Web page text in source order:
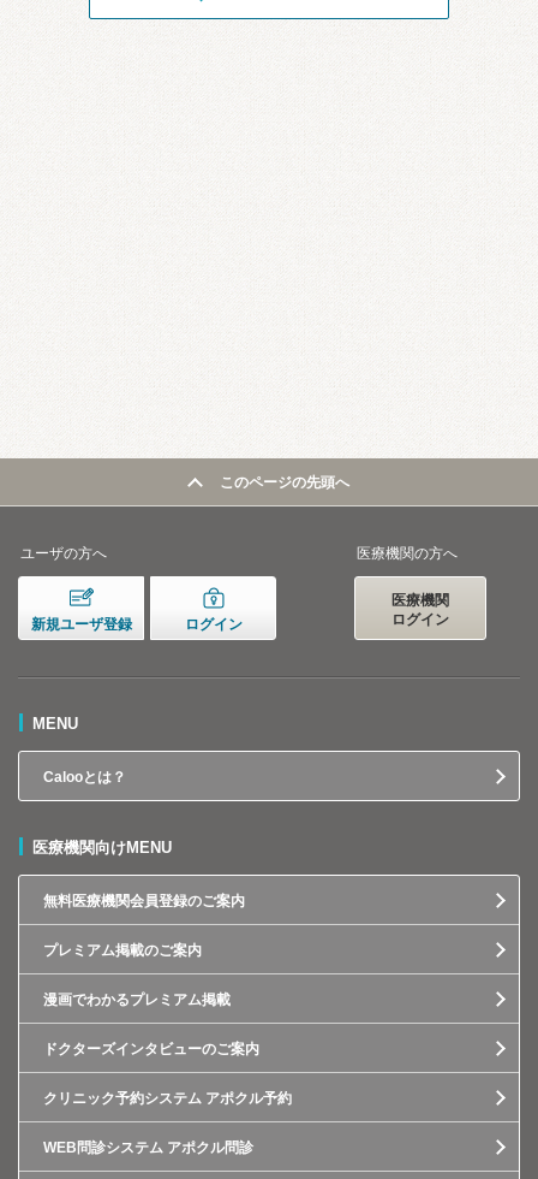
このページの先頭へ
ユーザの方へ
新規ユーザ登録 ログイン
医療機関の方へ
医療機関
ログイン
MENU
Calooとは？
医療機関向けMENU
無料医療機関会員登録のご案内
プレミアム掲載のご案内
漫画でわかるプレミアム掲載
ドクターズインタビューのご案内
クリニック予約システム アポクル予約
WEB問診システム アポクル問診